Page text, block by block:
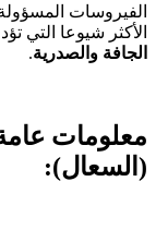
الفيروسات
الأكثر شيوعا التي
الجافة والصدرية.
معلومات
(السعال):